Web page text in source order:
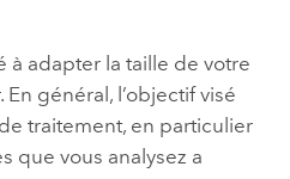
à adapter la taille de votre
. En général, l’objectif visé
traitement, en particulier
que vous analysez a